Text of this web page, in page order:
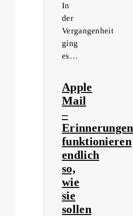
In
der
Vergangenheit
ging
es…
Apple
Mail
–
Erinnerungen
funktionieren
endlich
so,
wie
sie
sollen